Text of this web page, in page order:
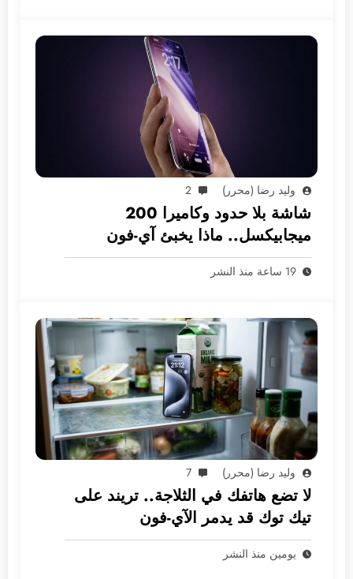
وليد رضا (محرر) 2
شاشة بلا حدود وكاميرا 200
ميجابيكسل.. ماذا يخبئ آي-فون
2028؟
19 ساعة منذ النشر
وليد رضا (محرر) 7
لا تضع هاتفك في الثلاجة.. تريند على
تيك توك قد يدمر الآي-فون
يومين منذ النشر